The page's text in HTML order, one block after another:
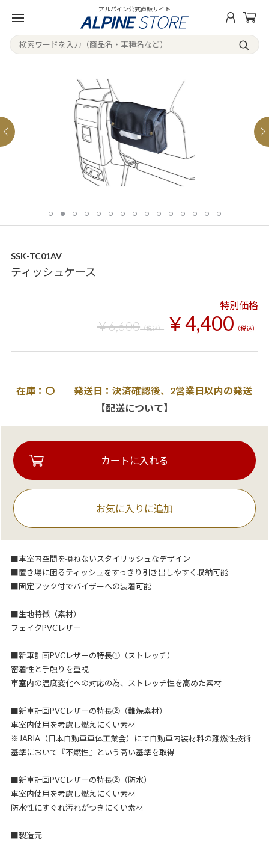
アルパイン公式直販サイト
SSK-TC01AV
ティッシュケース
特別価格
￥6,600（税込） ￥4,400 （税込）
在庫：〇 発送日：決済確認後、2営業日以内の発送
【配送について】
お気に入りに追加
■車室内空間を損ねないスタイリッシュなデザイン
■置き場に困るティッシュをすっきり引き出しやすく収納可能
■固定フック付でバイザーへの装着可能
■生地特徴（素材）
フェイクPVCレザー
■新車計画PVCレザーの特長①（ストレッチ）
密着性と手触りを重視
車室内の温度変化への対応の為、ストレッチ性を高めた素材
■新車計画PVCレザーの特長②（難焼素材）
車室内使用を考慮し燃えにくい素材
※JABIA（日本自動車車体工業会）にて自動車内装材料の難燃性技術
基準において『不燃性』という高い基準を取得
■新車計画PVCレザーの特長②（防水）
車室内使用を考慮し燃えにくい素材
防水性にすぐれ汚れがつきにくい素材
■製造元